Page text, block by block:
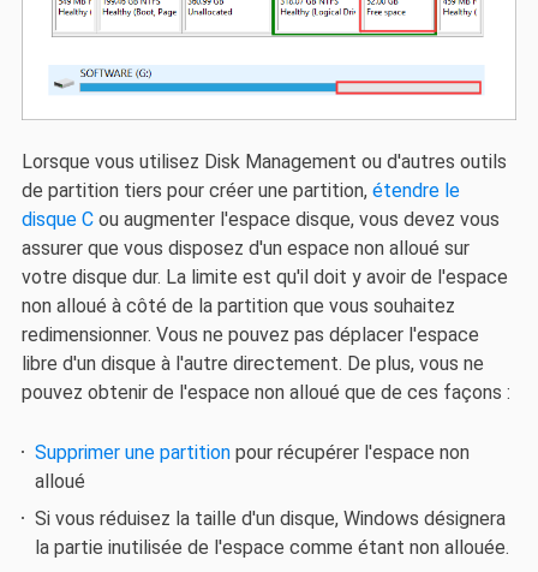
Lorsque vous utilisez Disk Management ou d'autres outils
de partition tiers pour créer une partition, étendre le
disque Cou augmenter l'espace disque, vous devez vous
assurer que vous disposez d'un espace non alloué sur
votre disque dur. La limite est qu'il doit y avoir de l'espace
non alloué à côté de la partition que vous souhaitez
redimensionner. Vous ne pouvez pas déplacer l'espace
libre d'un disque à l'autre directement. De plus, vous ne
pouvez obtenir de l'espace non alloué que de ces façons :
Supprimer une partitionpour récupérer l'espace non
alloué
Si vous réduisez la taille d'un disque, Windows désignera
la partie inutilisée de l'espace comme étant non allouée.